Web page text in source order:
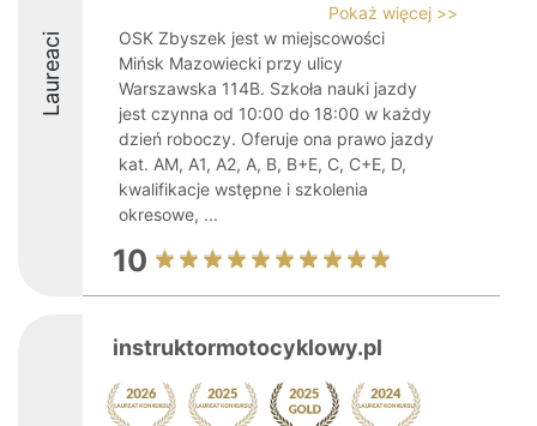
Laureaci
Pokaż więcej >>
OSK Zbyszek jest w miejscowości
Mińsk Mazowiecki przy ulicy
Warszawska 114B. Szkoła nauki jazdy
jest czynna od 10:00 do 18:00 w każdy
dzień roboczy. Oferuje ona prawo jazdy
kat. AM, A1, A2, A, B, B+E, C, C+E, D,
kwalifikacje wstępne i szkolenia
okresowe, ...
10
instruktormotocyklowy.pl